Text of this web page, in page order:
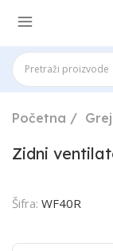
Početna
Zidni
Šifra: WF40R